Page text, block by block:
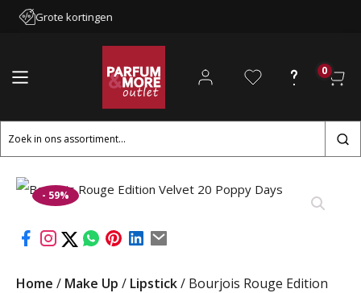
Grote kortingen
0
Zoeken
naar:
- 59%
Home / Make Up / Lipstick/ Bourjois Rouge Edition